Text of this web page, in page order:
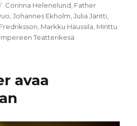
Avainsanat
Corinna Helenelund Father
,Johannes Ekholm ,Julia Jäntti
Markku Haussila Minttu
Teatterikesä
avaa